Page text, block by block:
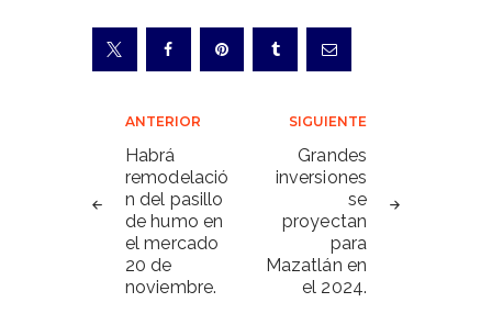
Navegación
de
entradas
ANTERIOR
Habrá
remodelació
n del pasillo
de humo en
el mercado
20 de
noviembre.
SIGUIENTE
Grandes
inversiones
se
proyectan
para
Mazatlán en
el 2024.